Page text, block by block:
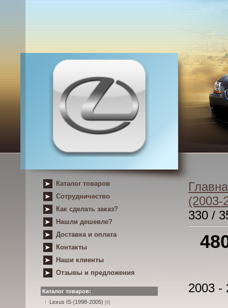
Каталог товаров
Сотрудничество
Как сделать заказ?
Нашли дешевле?
Доставка и оплата
Контакты
Наши клиенты
Отзывы и предложения
Каталог товаров:
Lexus IS (1998-2005) [8]
(2003-
330 /
2003 -